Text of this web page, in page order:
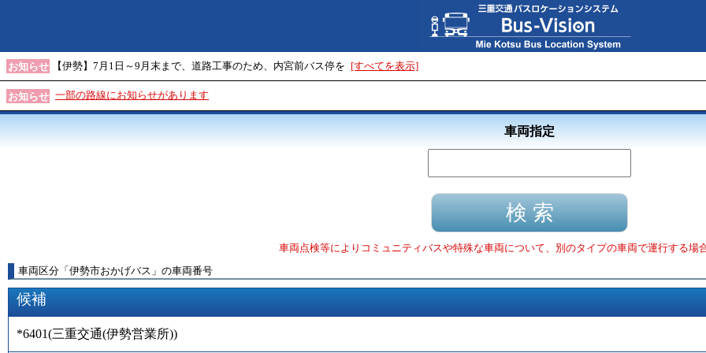
お知らせ 【伊勢】7月1日～9月末まで、道路工事のため、内宮前バス停を [すべてを表示]
お知らせ 一部の路線にお知らせがあります
車両指定
車両点検等によりコミュニティバスや特殊な車両について、別のタイプの車両で運行する場
車両区分 「 伊勢市おかげバス 」 の車両番号
候補
*6401(三重交通(伊勢営業所))